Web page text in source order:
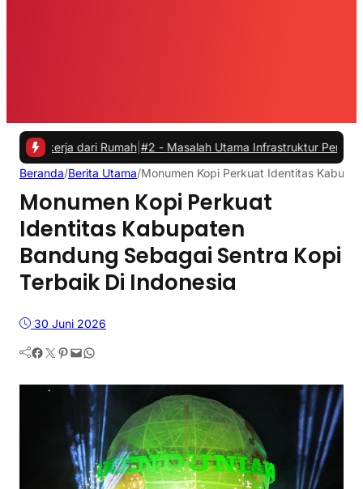
dari Rumah| #2 - Masalah Utama Infrastruktur Pengisian Daya
Beranda/Berita Utama/Monumen Kopi Perkuat Identitas
Monumen Kopi Perkuat
Identitas Kabupaten
Bandung Sebagai Sentra Kopi
Terbaik Di Indonesia
30 Juni 2026
Facebook Twitter Pinterest Mail WhatsApp